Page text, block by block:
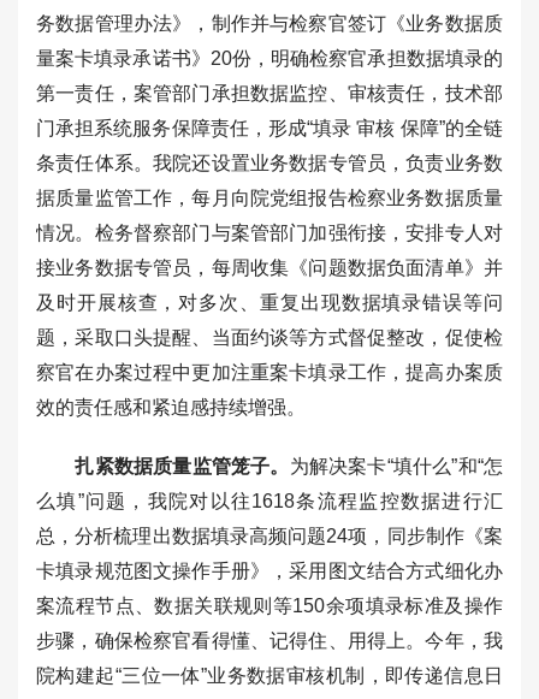
务数据管理办法》，制作并与检察官签订《业务数据质
量案卡填录承诺书》20份，明确检察官承担数据填录的
第一责任，案管部门承担数据监控、审核责任，技术部
门承担系统服务保障责任，形成“填录 审核 保障”的全链
条责任体系。我院还设置业务数据专管员，负责业务数
据质量监管工作，每月向院党组报告检察业务数据质量
情况。检务督察部门与案管部门加强衔接，安排专人对
接业务数据专管员，每周收集《问题数据负面清单》并
及时开展核查，对多次、重复出现数据填录错误等问
题，采取口头提醒、当面约谈等方式督促整改，促使检
察官在办案过程中更加注重案卡填录工作，提高办案质
效的责任感和紧迫感持续增强。
扎紧数据质量监管笼子。 为解决案卡“填什么”和“怎
么填”问题，我院对以往1618条流程监控数据进行汇
总，分析梳理出数据填录高频问题24项，同步制作《案
卡填录规范图文操作手册》，采用图文结合方式细化办
案流程节点、数据关联规则等150余项填录标准及操作
步骤，确保检察官看得懂、记得住、用得上。今年，我
院构建起“三位一体”业务数据审核机制，即传递信息日